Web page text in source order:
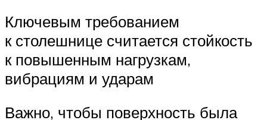
Ключевым требованием
к столешнице считается стойкость
к повышенным нагрузкам,
вибрациям и ударам
Важно, чтобы поверхность была